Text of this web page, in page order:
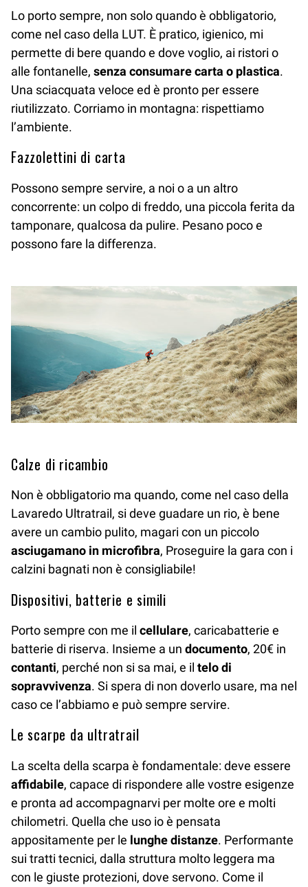
Lo porto sempre, non solo quando è obbligatorio,
come nel caso della LUT. È pratico, igienico, mi
permette di bere quando e dove voglio, ai ristori o
alle fontanelle, senza consumare carta o plastica.
Una sciacquata veloce ed è pronto per essere
riutilizzato. Corriamo in montagna: rispettiamo
l’ambiente.
Fazzolettini di carta
Possono sempre servire, a noi o a un altro
concorrente: un colpo di freddo, una piccola ferita da
tamponare, qualcosa da pulire. Pesano poco e
possono fare la differenza.
Calze di ricambio
Non è obbligatorio ma quando, come nel caso della
Lavaredo Ultratrail, si deve guadare un rio, è bene
avere un cambio pulito, magari con un piccolo
asciugamano in microfibra, Proseguire la gara con i
calzini bagnati non è consigliabile!
Dispositivi, batterie e simili
Porto sempre con me il cellulare, caricabatterie e
batterie di riserva. Insieme a un documento, 20€ in
contanti, perché non si sa mai, e il telo di
sopravvivenza. Si spera di non doverlo usare, ma nel
caso ce l’abbiamo e può sempre servire.
Le scarpe da ultratrail
La scelta della scarpa è fondamentale: deve essere
affidabile, capace di rispondere alle vostre esigenze
e pronta ad accompagnarvi per molte ore e molti
chilometri. Quella che uso io è pensata
appositamente per le lunghe distanze. Performante
sui tratti tecnici, dalla struttura molto leggera ma
con le giuste protezioni, dove servono. Come il